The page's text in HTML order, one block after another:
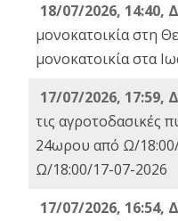
18/07/2026, 14:40,
μονοκατοικία στη
μονοκατοικία στα
17/07/2026, 17:59,
τις αγροτοδασικές
24ωρου από Ω/
Ω/18:00/17-07-2026
17/07/2026, 16:54,